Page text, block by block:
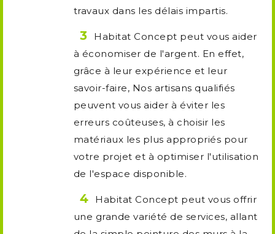
travaux dans les délais impartis.
Habitat Concept peut vous aider
à économiser de l'argent. En effet,
grâce à leur expérience et leur
savoir-faire, Nos artisans qualifiés
peuvent vous aider à éviter les
erreurs coûteuses, à choisir les
matériaux les plus appropriés pour
votre projet et à optimiser l'utilisation
de l'espace disponible.
Habitat Concept peut vous offrir
une grande variété de services, allant